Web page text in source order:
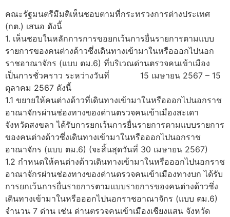
คณะรัฐมนตรีมีมติเห็นชอบตามที่กระทรวงการต่างประเทศ
(กต.) เสนอ ดังนี้
1. เห็นชอบในหลักการการขอยกเว้นการยื่นรายการตามแบบ
รายการของคนต่างด้าวซึ่งเดินทางเข้ามาในหรือออกไปนอก
ราชอาณาจักร (แบบ ตม.6) ที่บริเวณด่านตรวจคนเข้าเมือง
เป็นการชั่วคราว ระหว่างวันที่ 15 เมษายน 2567 – 15
ตุลาคม 2567 ดังนี้
1.1 ขยายให้คนต่างด้าวที่เดินทางเข้ามาในหรือออกไปนอกราช
อาณาจักรผ่านช่องทางของด่านตรวจคนเข้าเมืองสะเดา
จังหวัดสงขลา ได้รับการยกเว้นการยื่นรายการตามแบบรายการ
ของคนต่างด้าวซึ่งเดินทางเข้ามาในหรือออกไปนอกราช
อาณาจักร (แบบ ตม.6) (จะสิ้นสุดวันที่ 30 เมษายน 2567)
1.2 กำหนดให้คนต่างด้าวเดินทางเข้ามาในหรือออกไปนอกราช
อาณาจักรผ่านช่องทางของด่านตรวจคนเข้าเมืองทางบก ได้รับ
การยกเว้นการยื่นรายการตามแบบรายการของคนต่างด้าวซึ่ง
เดินทางเข้ามาในหรือออกไปนอกราชอาณาจักร (แบบ ตม.6)
จํานวน 7 ด่าน เช่น ด่านตรวจคนเข้าเมืองเชียงแสน จังหวัด